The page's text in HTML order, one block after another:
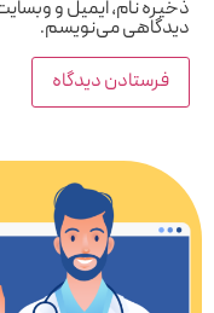
ذخیره نام، ایمیل و
دیدگاهی می‌نویسم.